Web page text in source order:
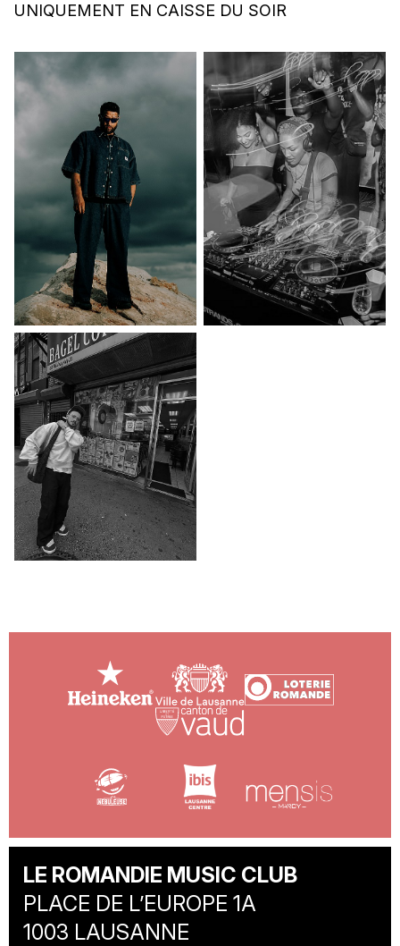
UNIQUEMENT EN CAISSE DU SOIR
LE ROMANDIE MUSIC CLUB
PLACE DE L’EUROPE 1A
1003 LAUSANNE